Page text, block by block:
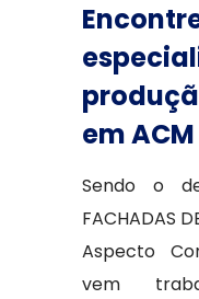
em ACM
Sendo o
FACHADAS
Aspecto
vem